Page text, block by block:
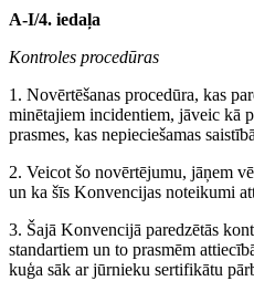
A-I/4. iedaļa
Kontroles procedūras
1. Novērtēšanas procedūra, kas
minētajiem incidentiem, jāveic kā
prasmes, kas nepieciešamas
2. Veicot šo novērtējumu, jāņem
un ka šīs Konvencijas noteikumi
3. Šajā Konvencijā paredzētās
standartiem un to prasmēm
kuģa sāk ar jūrnieku sertifikātu